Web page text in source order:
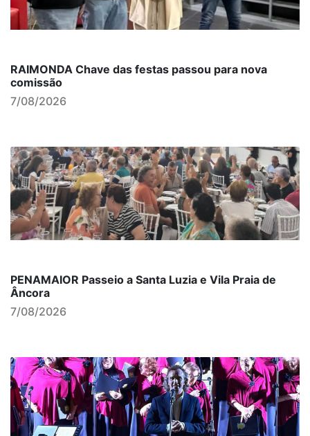
RAIMONDA Chave das festas passou para nova
comissão
7/08/2026
PENAMAIOR Passeio a Santa Luzia e Vila Praia de
Âncora
7/08/2026